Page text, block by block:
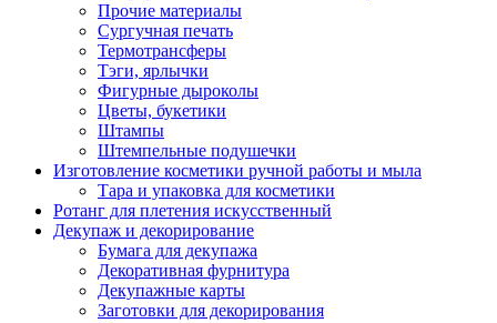
Прочие материалы
Сургучная печать
Термотрансферы
Тэги, ярлычки
Фигурные дыроколы
Цветы, букетики
Штампы
Штемпельные подушечки
Изготовление косметики ручной работы и мыла
Тара и упаковка для косметики
Ротанг для плетения искусственный
Декупаж и декорирование
Бумага для декупажа
Декоративная фурнитура
Декупажные карты
Заготовки для декорирования